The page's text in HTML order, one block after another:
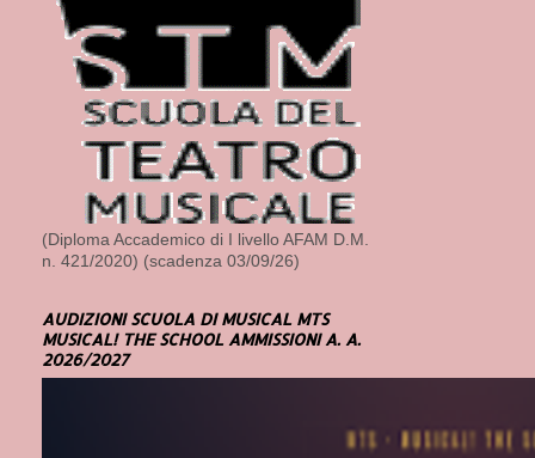
(Diploma Accademico di I livello AFAM D.M.
n. 421/2020) (scadenza 03/09/26)
AUDIZIONI SCUOLA DI MUSICAL MTS
MUSICAL! THE SCHOOL AMMISSIONI A. A.
2026/2027